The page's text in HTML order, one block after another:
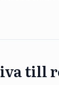
till